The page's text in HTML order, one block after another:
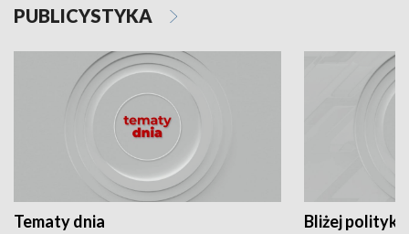
PUBLICYSTYKA
Tematy dnia Bliżej polityki